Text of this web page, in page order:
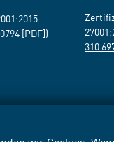
[PDF])
310